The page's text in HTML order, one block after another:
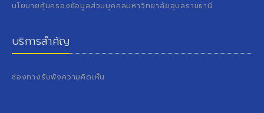
นโยบายคุ้มครองข้อมูลส่วนบุคคลมหาวิทยาลัยอุบลราชธานี
บริการสำคัญ
ช่องทางรับฟังความคิดเห็น